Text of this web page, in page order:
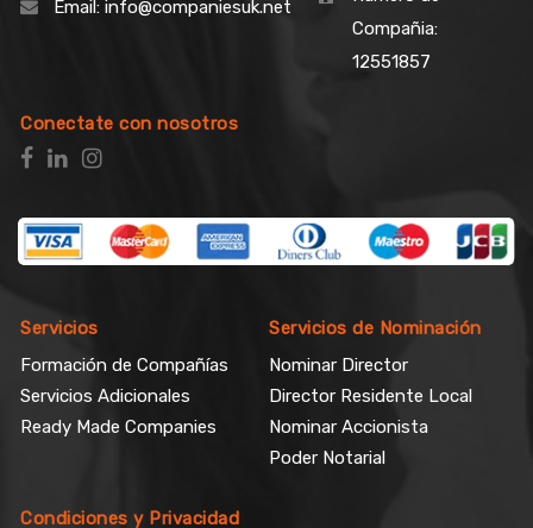
Email: info@companiesuk.net
Compañia:
12551857
Conectate con nosotros
Servicios
Servicios de Nominación
Formación de Compañías
Servicios Adicionales
Ready Made Companies
Nominar Director
Director Residente Local
Nominar Accionista
Poder Notarial
Condiciones y Privacidad